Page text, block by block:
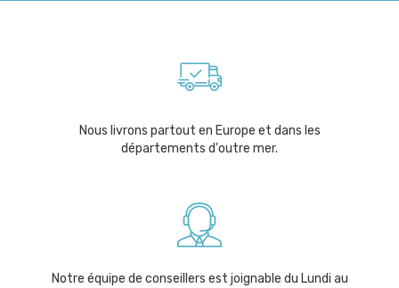
Nous livrons partout en Europe et dans les
départements d'outre mer.
Notre équipe de conseillers est joignable du Lundi au